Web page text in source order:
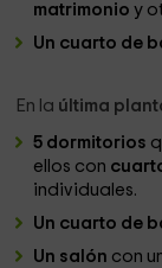
matrimonioy
Un cuarto de
En la última
5 dormitorios
ellos con
individuales.
Un cuarto de
Un salón con